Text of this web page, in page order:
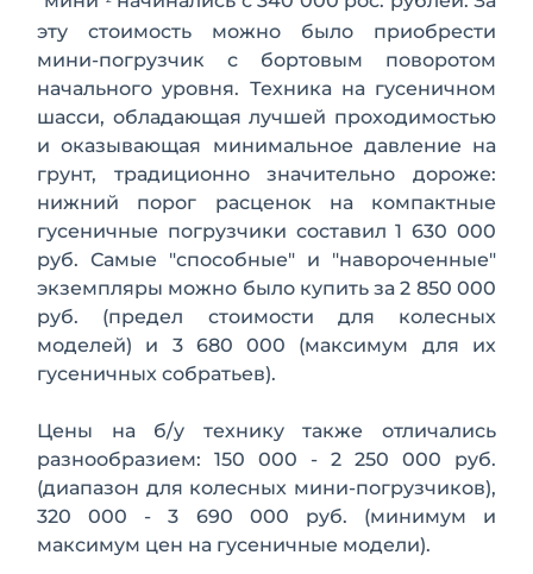
эту стоимость можно было приобрести
мини-погрузчик с бортовым поворотом
начального уровня. Техника на гусеничном
шасси, обладающая лучшей проходимостью
и оказывающая минимальное давление на
грунт, традиционно значительно дороже:
нижний порог расценок на компактные
гусеничные погрузчики составил 1 630 000
руб. Самые "способные" и "навороченные"
экземпляры можно было купить за 2 850 000
руб. (предел стоимости для колесных
моделей) и 3 680 000 (максимум для их
гусеничных собратьев).
Цены на б/у технику также отличались
разнообразием: 150 000 - 2 250 000 руб.
(диапазон для колесных мини-погрузчиков),
320 000 - 3 690 000 руб. (минимум и
максимум цен на гусеничные модели).